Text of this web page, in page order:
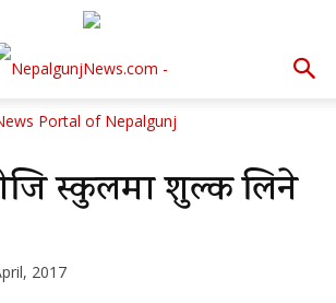
स्कुलमा शुल्क लिने
2017